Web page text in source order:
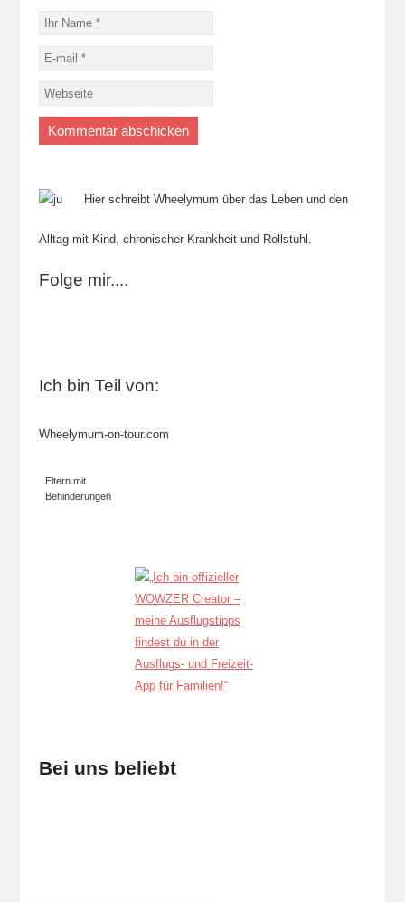
Hier schreibt Wheelymum über das Leben und den
Alltag mit Kind, chronischer Krankheit und Rollstuhl.
Folge mir....
Ich bin Teil von:
Wheelymum-on-tour.com
Eltern mit
Behinderungen
Bei uns beliebt